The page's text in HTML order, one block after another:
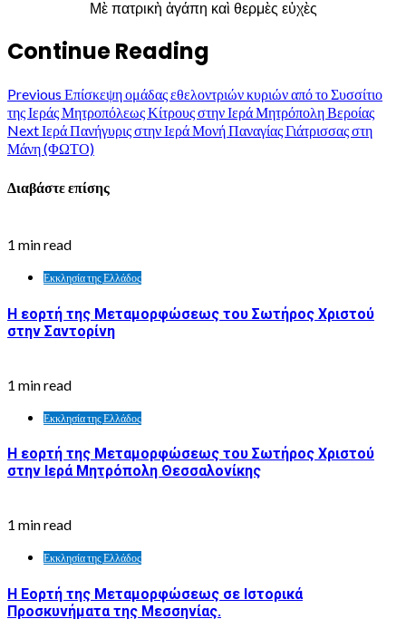
Μὲ πατρικὴ ἀγάπη καὶ θερμὲς εὐχὲς
Continue Reading
Previous Επίσκεψη ομάδας εθελοντριών κυριών από το Συσσίτιο
της Ιεράς Μητροπόλεως Κίτρους στην Ιερά Μητρόπολη Βεροίας
NextΙερά Πανήγυρις στην Ιερά Μονή Παναγίας Γιάτρισσας στη
Μάνη (ΦΩΤΟ)
Διαβάστε επίσης
1 min read
Εκκλησία της Ελλάδος
Η εορτή της Μεταμορφώσεως του Σωτήρος Χριστού
στην Σαντορίνη
1 min read
Εκκλησία της Ελλάδος
Η εορτή της Μεταμορφώσεως του Σωτήρος Χριστού
στην Ιερά Μητρόπολη Θεσσαλονίκης
1 min read
Εκκλησία της Ελλάδος
Η Εορτή της Μεταμορφώσεως σε Ιστορικά
Προσκυνήματα της Μεσσηνίας.